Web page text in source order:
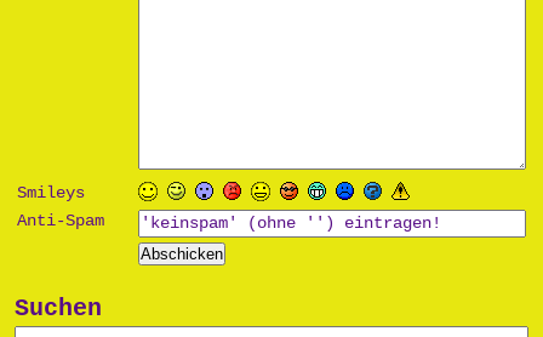
Smileys
Anti-Spam
Suchen